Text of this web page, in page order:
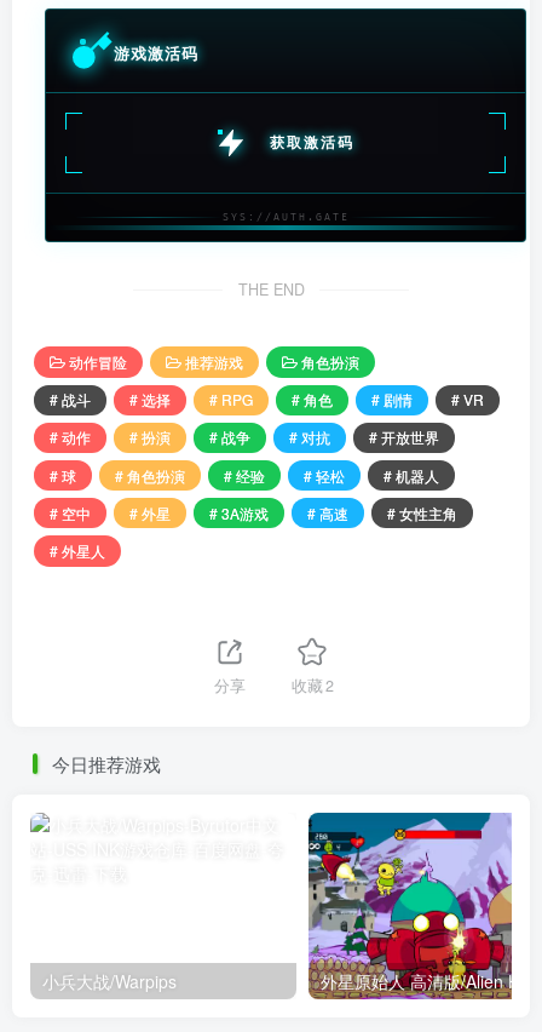
游戏激活码
获取激活码
SYS://AUTH.GATE
THE END
动作冒险 推荐游戏
角色扮演
# 战斗
# 选择 # RPG # 角色 # 剧情
# VR
# 动作
# 扮演 # 战争 # 对抗
# 开放世界
# 球
# 角色扮演 # 经验 # 轻松
# 机器人
# 空中
# 外星 # 3A游戏 # 高速
# 女性主角
# 外星人
分享 收藏2
今日推荐游戏
小兵大战/Warpips